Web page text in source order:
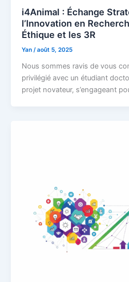
i4Animal : Échange
l’Innovation en
Éthique et les 3R
Yan/août 5, 2025
Nous sommes ravis de vous
privilégié avec un étudiant
projet novateur, s’engageant